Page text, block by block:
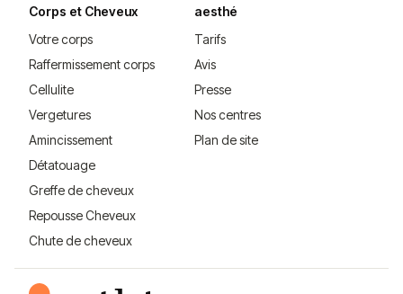
Corps et Cheveux
Votre corps
Raffermissement corps
Cellulite
Vergetures
Amincissement
Détatouage
Greffe de cheveux
Repousse Cheveux
Chute de cheveux
aesthé
Tarifs
Avis
Presse
Nos centres
Plan de site